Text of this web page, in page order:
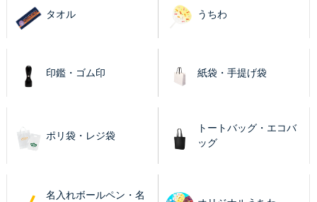
タオル うちわ
印鑑・ゴム印 紙袋・手提げ袋
ポリ袋・レジ袋
トートバッグ・エコバ
ッグ
名入れボールペン・名